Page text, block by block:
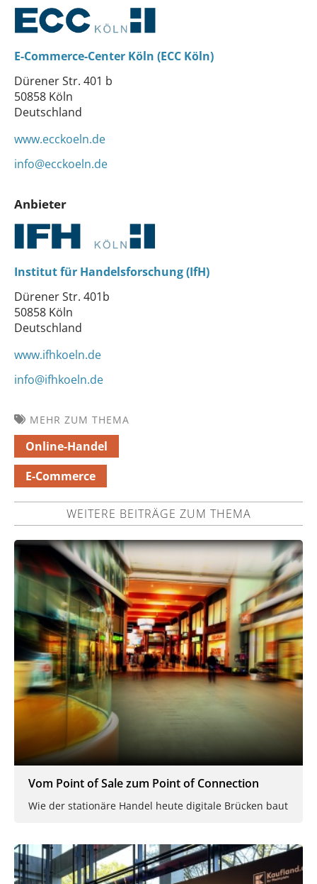
E-Commerce-Center Köln (ECC Köln)
Dürener Str. 401 b
50858 Köln
Deutschland
www.ecckoeln.de
info@ecckoeln.de
Anbieter
Institut für Handelsforschung (IfH)
Dürener Str. 401b
50858 Köln
Deutschland
www.ifhkoeln.de
info@ifhkoeln.de
MEHR ZUM THEMA
Online-Handel
E-Commerce
WEITERE BEITRÄGE ZUM THEMA
Vom Point of Sale zum Point of Connection
Wie der stationäre Handel heute digitale Brücken baut